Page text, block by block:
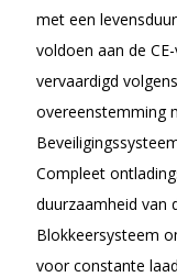
met een
voldoen aan de
vervaardigd
overeenstemming
Compleet
duurzaamheid van
Blokkeersysteem
voor constante